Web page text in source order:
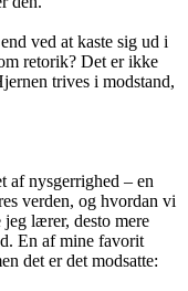
ved at kaste sig ud i
retorik? Det er ikke
trives i modstand,
af nysgerrighed – en
verden, og hvordan vi
lærer, desto mere
En af mine favorit
det er det modsatte: